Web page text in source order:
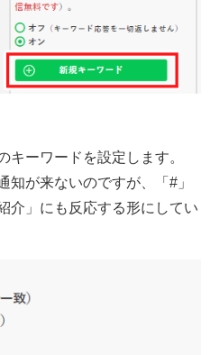
キーワードを設定します。
知が来ないのですが、「#」
介」にも反応する形にしてい